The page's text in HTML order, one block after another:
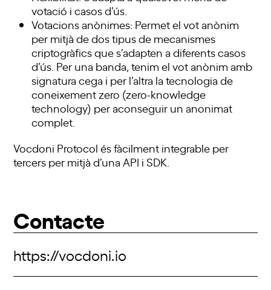
votació i casos d’ús.
Votacions anònimes: Permet el vot anònim
per mitjà de dos tipus de mecanismes
criptogràfics que s’adapten a diferents casos
d’ús. Per una banda, tenim el vot anònim amb
signatura cega i per l’altra la tecnologia de
coneixement zero (zero-knowledge
technology) per aconseguir un anonimat
complet.
Vocdoni Protocol és fàcilment integrable per
tercers per mitjà d’una API i SDK.
Contacte
https://vocdoni.io